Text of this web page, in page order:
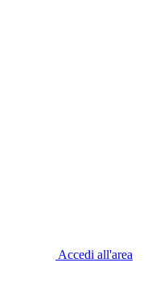
Accedi all'area